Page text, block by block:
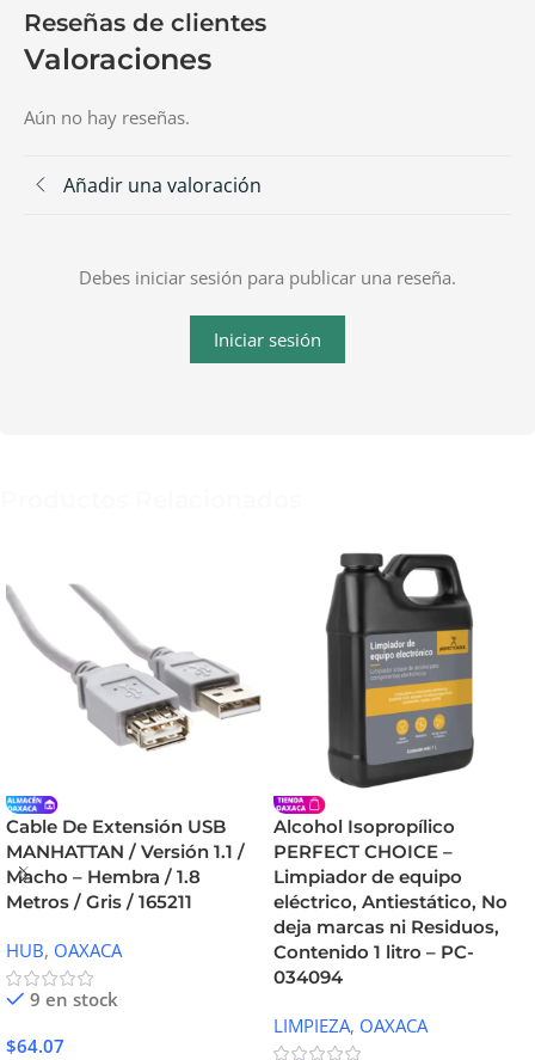
Reseñas de clientes
Valoraciones
Aún no hay reseñas.
Añadir una valoración
Debes iniciar sesión para publicar una reseña.
Iniciar sesión
Cable De Extensión USB
MANHATTAN / Versión 1.1 /
Macho – Hembra / 1.8
Metros / Gris / 165211
HUB, OAXACA
9 en stock
$64.07
Alcohol Isopropílico
PERFECT CHOICE –
Limpiador de equipo
eléctrico, Antiestático, No
deja marcas ni Residuos,
Contenido 1 litro – PC-
034094
LIMPIEZA, OAXACA